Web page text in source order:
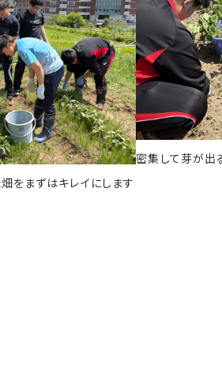
をまずはキレイにします
密集して芽が出